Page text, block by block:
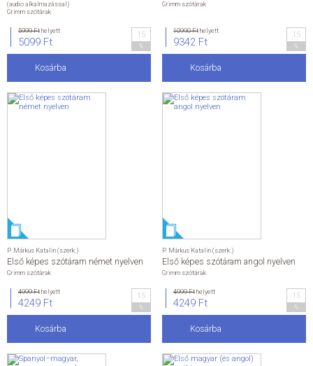
(audio alkalmazással)
Grimm szótárak
5999 Fthelyett
5099 Ft
15
Kosárba
Grimm szótárak
10990 Fthelyett
9342 Ft
15
Kosárba
P. Márkus Katalin (szerk.)
Első képes szótáram német nyelven
Grimm szótárak
4999 Fthelyett
4249 Ft
15
Kosárba
P. Márkus Katalin (szerk.)
Első képes szótáram angol nyelven
Grimm szótárak
4999 Fthelyett
4249 Ft
15
Kosárba